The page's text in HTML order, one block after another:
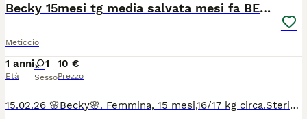
Becky 15mesi tg media salvata mesi fa BERGAMO
Meticcio
1 anni
Età
1
Sesso
10 €
Prezzo
15.02.26 🌸Becky🌸. Femmina, 15 mesi,16/17 kg circa.Sterilizzata. Vaccinata. Buona , le piacciono le coccole. Lei arriva da un passato difficile. Si cerca per lei una mamma che possa farle dimenticare il suo passato. Visibile a Bergamo dove attualmente si trova in stallo a pagamento. Verrà data in adozione solo al completamento dell'iter di adozione. Il costo dell'intero trasporto e microchip è a carico dell'adottante.Per info WhatsApp 3392619577.